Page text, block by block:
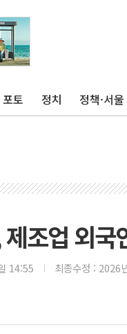
포토 정치 정책·서울
조업 외국
14:55 최종수정 : 2026